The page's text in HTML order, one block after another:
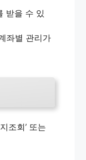
받을 수 있
좌별 관리가
조회’ 또는